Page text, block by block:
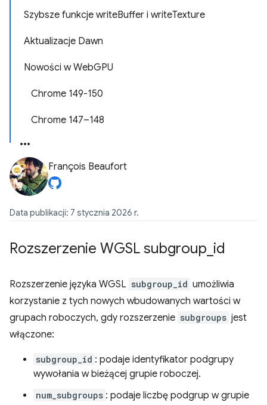
Szybsze funkcje writeBuffer i writeTexture
Aktualizacje Dawn
Nowości w WebGPU
Chrome 149-150
Chrome 147–148
François Beaufort
Data publikacji: 7 stycznia 2026 r.
Rozszerzenie WGSL subgroup id
Rozszerzenie języka WGSL subgroup_id umożliwia
korzystanie z tych nowych wbudowanych wartości w
grupach roboczych, gdy rozszerzenie subgroups jest
włączone:
subgroup_id : podaje identyfikator podgrupy
wywołania w bieżącej grupie roboczej.
num_subgroups : podaje liczbę podgrup w grupie